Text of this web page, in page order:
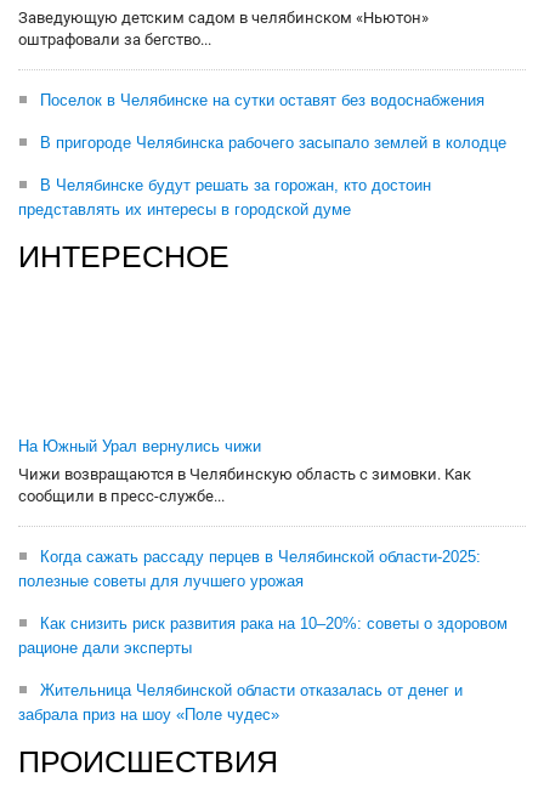
Заведующую детским садом в челябинском «Ньютон»
оштрафовали за бегство...
Поселок в Челябинске на сутки оставят без водоснабжения
В пригороде Челябинска рабочего засыпало землей в колодце
В Челябинске будут решать за горожан, кто достоин
представлять их интересы в городской думе
ИНТЕРЕСНОЕ
На Южный Урал вернулись чижи
Чижи возвращаются в Челябинскую область с зимовки. Как
сообщили в пресс-службе...
Когда сажать рассаду перцев в Челябинской области-2025:
полезные советы для лучшего урожая
Как снизить риск развития рака на 10–20%: советы о здоровом
рационе дали эксперты
Жительница Челябинской области отказалась от денег и
забрала приз на шоу «Поле чудес»
ПРОИСШЕСТВИЯ